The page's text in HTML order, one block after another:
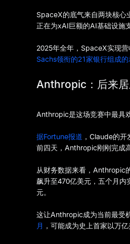
SpaceX的底气来自两块核心
正在为xAI巨额的AI基础设施
2025年全年，SpaceX实现
Sachs领衔的21家银行组成的
Anthropic：后来
Anthropic是这场竞赛中最具
据Fortune报道 ，Claude的
前四天，Anthropic刚刚完成
从财务数据来看，Anthropic
飙升至470亿美元，五个月
元。
这让Anthropic成为当前最受
月 ，可能成为史上首家以万